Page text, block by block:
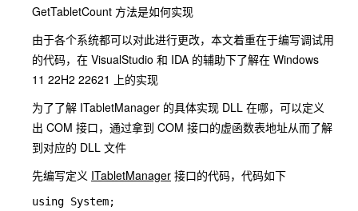
GetTabletCount 方法是如何实现
由于各个系统都可以对此进行更改，本文着重在于编写调试用
的代码，在 VisualStudio 和 IDA 的辅助下了解在 Windows
11 22H2 22621 上的实现
为了了解 ITabletManager 的具体实现 DLL 在哪，可以定义
出 COM 接口，通过拿到 COM 接口的虚函数表地址从而了解
到对应的 DLL 文件
先编写定义 ITabletManager 接口的代码，代码如下
using System;